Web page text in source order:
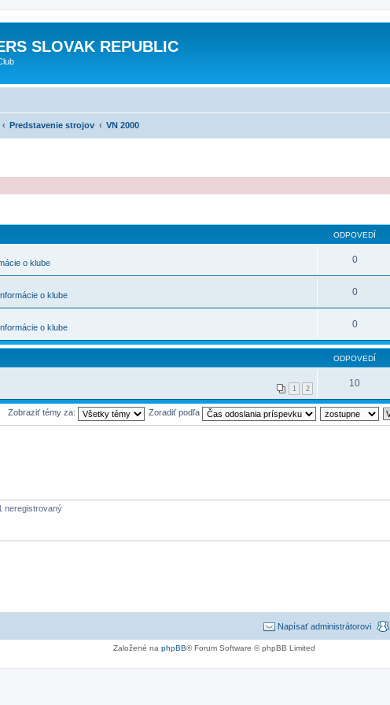
SLOVAK REPUBLIC
Predstavenie strojov VN 2000
ODPOVEDÍ
o klube 0
o klube 0
o klube 0
ODPOVEDÍ
1 2 10
Zobraziť témy za: Zoradiť podľa
neregistrovaný
Napísať administrátorovi
Založené na phpBB® Forum Software © phpBB Limited